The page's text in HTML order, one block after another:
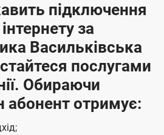
підключення
за
Васильківська
послугами
Обираючи
абонент отримує: